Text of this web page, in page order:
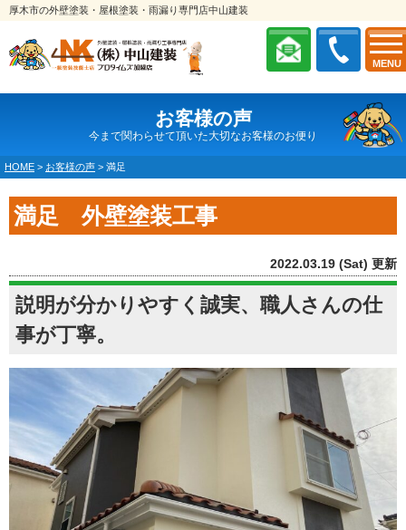
MENU
厚木市の外壁塗装・屋根塗装・雨漏り専門店中山建装
お客様の声
今まで関わらせて頂いた大切なお客様のお便り
HOME > お客様の声 > 満足
満足 外壁塗装工事
2022.03.19 (Sat) 更新
説明が分かりやすく誠実、職人さんの仕
事が丁寧。